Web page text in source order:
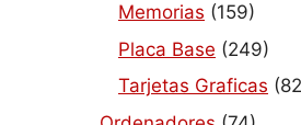
Memorias (159)
Placa Base (249)
Tarjetas Graficas